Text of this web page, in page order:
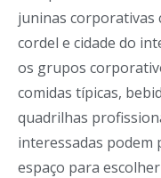
juninas corporativas
cordel e cidade do
os grupos
comidas típicas,
quadrilhas
interessadas podem
espaço para